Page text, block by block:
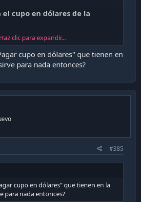
el cupo en dólares de la
corresponde a la utilización de la
en el extranjero.
de la moneda del país de
SMARTse factura en dólares
ser cancelado en dicha moneda
vencimiento del Estado de Cuenta
y BancoEstado Express.
el pago de la deuda
antes de la fecha de
de Cuenta, ésta se
al día siguiente bajo el tipo de
el Operador de Tarjeta de
a formar parte de la deuda de la
intereses desde el día de
Haz clic para expandir...
cupo en dólares" que tienen en
para nada entonces?
#385
cupo en dólares" que tienen en la
para nada entonces?